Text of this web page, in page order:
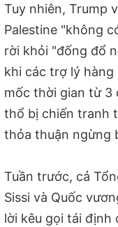
Tuy nhiên, Trump
Palestine "không
rời khỏi "đống đổ
khi các trợ lý hàng
mốc thời gian từ 3
thổ bị chiến tranh
thỏa thuận ngừng
Tuần trước, cả
Sissi và Quốc
lời kêu gọi tái định